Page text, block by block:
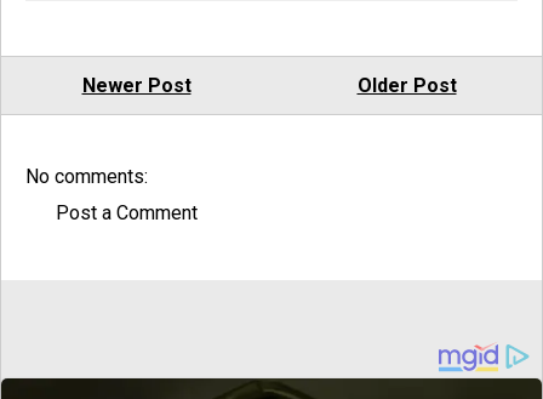
Newer Post Older Post
No comments:
Post a Comment